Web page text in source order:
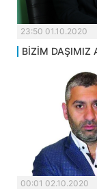
23:50 01.10.2020
BİZİM DAŞIMIZ
00:01 02.10.2020